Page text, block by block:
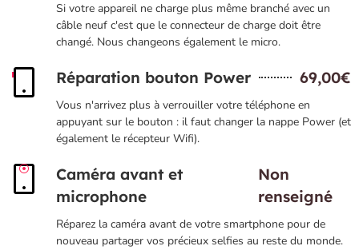
Si votre appareil ne charge plus même branché avec un
câble neuf c'est que le connecteur de charge doit être
changé. Nous changeons également le micro.
Réparation bouton Power 69,00€
Vous n'arrivez plus à verrouiller votre téléphone en
appuyant sur le bouton : il faut changer la nappe Power (et
également le récepteur Wifi).
Caméra avant et
microphone
Non
renseigné
Réparez la caméra avant de votre smartphone pour de
nouveau partager vos précieux selfies au reste du monde.